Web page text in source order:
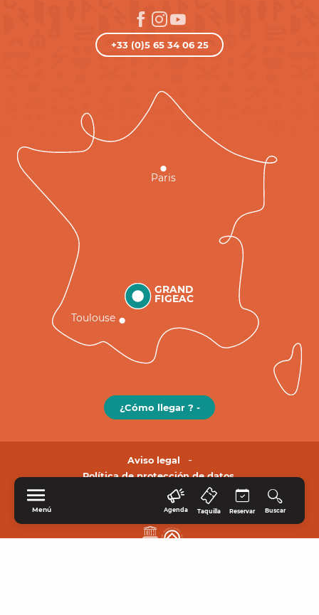
Menú Agenda Taquilla Reservar Buscar
+33 (0)5 65 34 06 25
GRAND
FIGEAC
Toulouse
Paris
¿Cómo llegar ? -
Aviso legal
Política de protección de datos.